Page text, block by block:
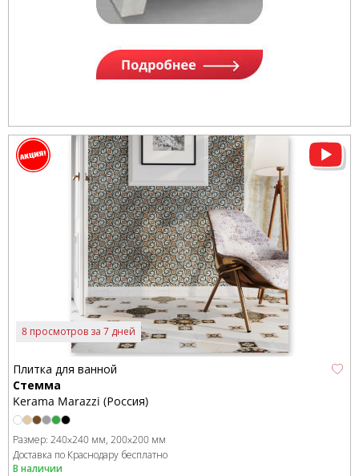
8 просмотров за 7 дней
Плитка для ванной
Стемма
Kerama Marazzi (Россия)
Размер: 240x240 мм 200x200 мм
Доставка по Краснодару бесплатно
В наличии